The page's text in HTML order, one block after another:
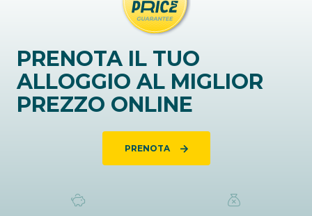
PRENOTA IL TUO
ALLOGGIO AL MIGLIOR
PREZZO ONLINE
PRENOTA